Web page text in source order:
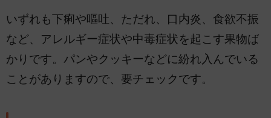
いずれも下痢や嘔吐、ただれ、口内炎、食欲不振
など、アレルギー症状や中毒症状を起こす果物ば
かりです。パンやクッキーなどに紛れ入んでいる
ことがありますので、要チェックです。